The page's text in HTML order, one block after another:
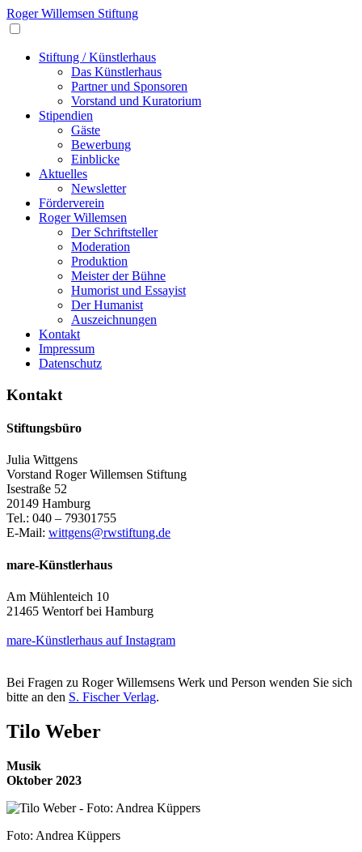
Roger Willemsen Stiftung
Stiftung / Künstlerhaus
Das Künstlerhaus
Partner und Sponsoren
Vorstand und Kuratorium
Stipendien
Gäste
Bewerbung
Einblicke
Aktuelles
Newsletter
Förderverein
Roger Willemsen
Der Schriftsteller
Moderation
Produktion
Meister der Bühne
Humorist und Essayist
Der Humanist
Auszeichnungen
Kontakt
Impressum
Datenschutz
Kontakt
Stiftungsbüro
Julia Wittgens
Vorstand Roger Willemsen Stiftung
Isestraße 52
20149 Hamburg
Tel.: 040 – 79301755
E-Mail: wittgens@rwstiftung.de
mare-Künstlerhaus
Am Mühlenteich 10
21465 Wentorf bei Hamburg
mare-Künstlerhaus auf Instagram
Bei Fragen zu Roger Willemsens Werk und Person wenden Sie sich
bitte an den S. Fischer Verlag.
Tilo Weber
Musik
Oktober 2023
Foto: Andrea Küppers